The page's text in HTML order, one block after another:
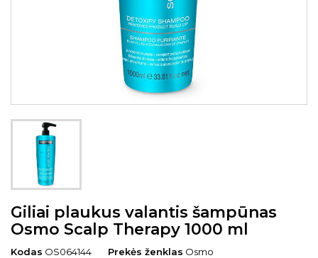
Giliai plaukus valantis šampūnas
Osmo Scalp Therapy 1000 ml
Kodas OS064144 Prekės ženklas Osmo